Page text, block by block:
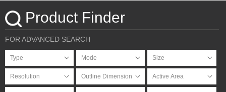
Product Finder
FOR ADVANCED SEARCH